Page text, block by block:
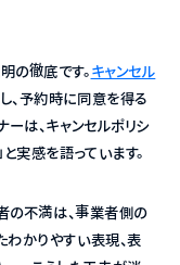
の徹底です。 キャンセル
、予約時に同意を得る
ーは、キャンセルポリシ
実感を語っています。
の不満は、事業者側の
かりやすい表現、表